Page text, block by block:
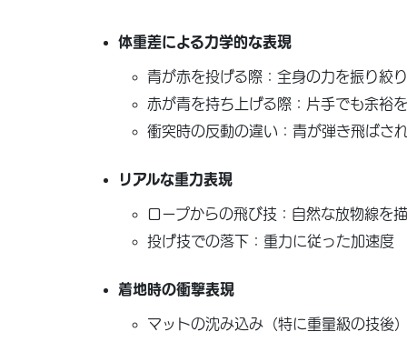
体重差による力学的な表現
青が赤を投げる際：全身の力を振り絞
赤が青を持ち上げる際：片手でも余裕
衝突時の反動の違い：青が弾き飛ばさ
リアルな重力表現
ロープからの飛び技：自然な放物線を
投げ技での落下：重力に従った加速度
着地時の衝撃表現
マットの沈み込み（特に重量級の技後